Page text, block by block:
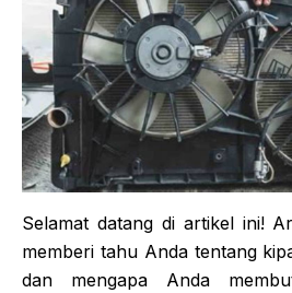
Selamat datang di artikel ini!
memberi tahu Anda tentang
dan mengapa Anda